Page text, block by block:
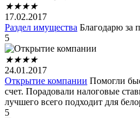
★★★★
17.02.2017
Раздел имущества Благодарю за
5
★★★★
24.01.2017
Открытие компании Помогли
счет. Порадовали налоговые
лучшего всего подходит для
5